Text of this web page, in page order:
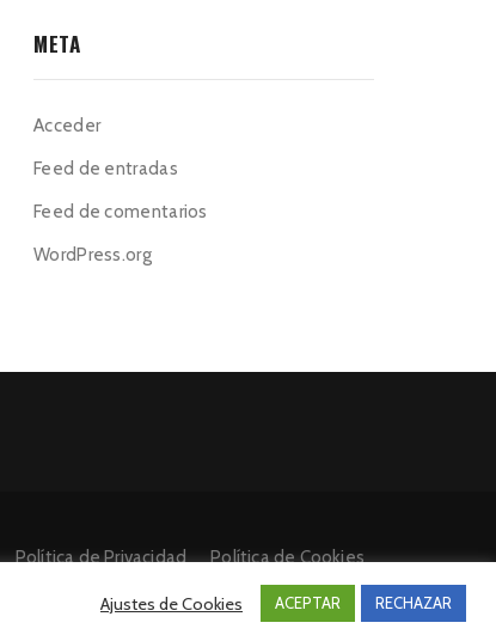
META
Acceder
Feed de entradas
Feed de comentarios
WordPress.org
Política de Privacidad
Política de Cookies
Ajustes de Cookies ACEPTAR RECHAZAR